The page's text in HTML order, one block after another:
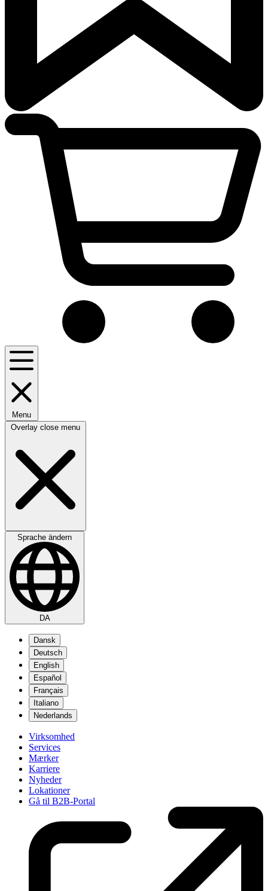
Menu
Overlay close menu
Sprache ändern
DA
Dansk
Deutsch
English
Español
Français
Italiano
Nederlands
Virksomhed
Services
Mærker
Karriere
Nyheder
Lokationer
Gå til B2B-Portal